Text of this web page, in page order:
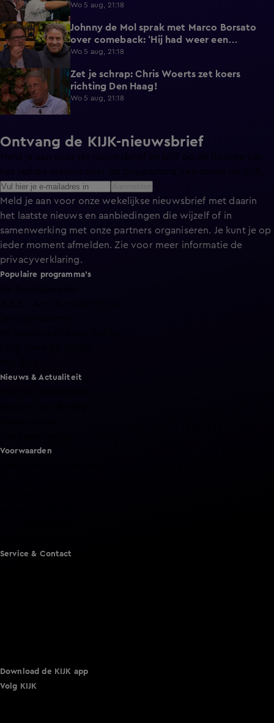
Driessen
Wo 5 aug, 21:18
5:28
Johnny de Mol sprak met Marco Borsato
over comeback: ‘Hij had weer een
twinkeling in zijn ogen’
Wo 5 aug, 21:18
0:38
Zet je schrap: Chris Woerts zet koers
richting Den Haag!
Wo 5 aug, 21:18
Ontvang de KIJK-nieuwsbrief
Meld je aan voor onze wekelijkse nieuwsbrief met daarin
het laatste nieuws en aanbiedingen die wijzelf of in
samenwerking met onze partners organiseren. Je kunt je op
ieder moment afmelden. Zie voor meer informatie de
privacyverklaring.
Populaire programma's
Nieuws & Actualiteit
Voorwaarden
Service & Contact
Download de KIJK app
Volg KIJK